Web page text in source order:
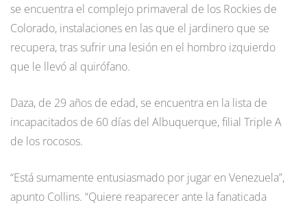
se encuentra el complejo primaveral de los Rockies de
Colorado, instalaciones en las que el jardinero que se
recupera, tras sufrir una lesión en el hombro izquierdo
que le llevó al quirófano.
Daza, de 29 años de edad, se encuentra en la lista de
incapacitados de 60 días del Albuquerque, filial Triple A
de los rocosos.
“Está sumamente entusiasmado por jugar en Venezuela”,
apunto Collins. “Quiere reaparecer ante la fanaticada